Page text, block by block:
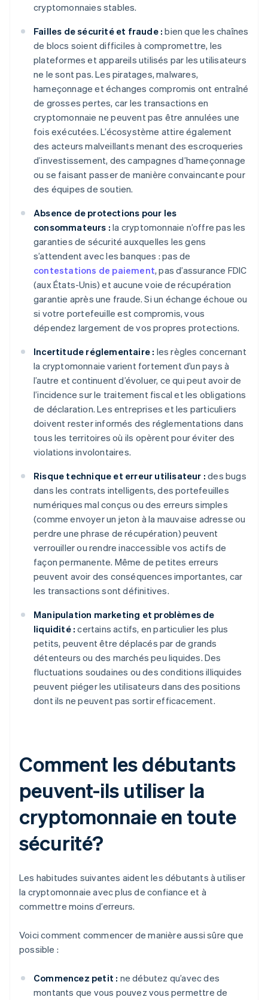
cryptomonnaies stables.
Failles de sécurité et fraude : bien que les chaînes
de blocs soient difficiles à compromettre, les
plateformes et appareils utilisés par les utilisateurs
ne le sont pas. Les piratages, malwares,
hameçonnage et échanges compromis ont entraîné
de grosses pertes, car les transactions en
cryptomonnaie ne peuvent pas être annulées une
fois exécutées. L’écosystème attire également
des acteurs malveillants menant des escroqueries
d’investissement, des campagnes d’hameçonnage
ou se faisant passer de manière convaincante pour
des équipes de soutien.
Absence de protections pour les
consommateurs : la cryptomonnaie n’offre pas les
garanties de sécurité auxquelles les gens
s’attendent avec les banques : pas de
contestations de paiement, pas d’assurance FDIC
(aux États-Unis) et aucune voie de récupération
garantie après une fraude. Si un échange échoue ou
si votre portefeuille est compromis, vous
dépendez largement de vos propres protections.
Incertitude réglementaire : les règles concernant
la cryptomonnaie varient fortement d’un pays à
l’autre et continuent d’évoluer, ce qui peut avoir de
l’incidence sur le traitement fiscal et les obligations
de déclaration. Les entreprises et les particuliers
doivent rester informés des réglementations dans
tous les territoires où ils opèrent pour éviter des
violations involontaires.
Risque technique et erreur utilisateur : des bugs
dans les contrats intelligents, des portefeuilles
numériques mal conçus ou des erreurs simples
(comme envoyer un jeton à la mauvaise adresse ou
perdre une phrase de récupération) peuvent
verrouiller ou rendre inaccessible vos actifs de
façon permanente. Même de petites erreurs
peuvent avoir des conséquences importantes, car
les transactions sont définitives.
Manipulation marketing et problèmes de
liquidité : certains actifs, en particulier les plus
petits, peuvent être déplacés par de grands
détenteurs ou des marchés peu liquides. Des
fluctuations soudaines ou des conditions illiquides
peuvent piéger les utilisateurs dans des positions
dont ils ne peuvent pas sortir efficacement.
Comment les débutants
peuvent-ils utiliser la
cryptomonnaie en toute
sécurité?
Les habitudes suivantes aident les débutants à utiliser
la cryptomonnaie avec plus de confiance et à
commettre moins d’erreurs.
Voici comment commencer de manière aussi sûre que
possible :
Commencez petit : ne débutez qu’avec des
montants que vous pouvez vous permettre de